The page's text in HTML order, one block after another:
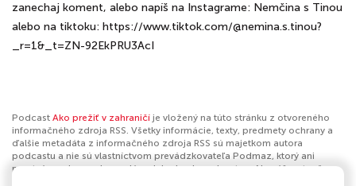
zanechaj koment, alebo napíš na Instagrame: Nemčina s Tinou
alebo na tiktoku: https://www.tiktok.com/@nemina.s.tinou?
_r=1&_t=ZN-92EkPRU3AcI
Podcast Ako prežiť v zahraničí je vložený na túto stránku z otvoreného
informačného zdroja RSS. Všetky informácie, texty, predmety ochrany a
ďalšie metadáta z informačného zdroja RSS sú majetkom autora
podcastu a nie sú vlastníctvom prevádzkovateľa Podmaz, ktorý ani
nevytvára ani nezodpovedá za ich obsah podcastov. Ak máš za to, že